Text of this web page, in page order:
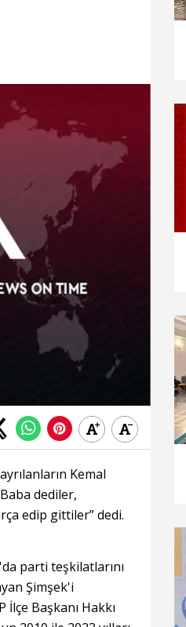
Kemal
dediler,
edip gittiler” dedi.
parti teşkilatlarını
Şimşek'i
Başkanı Hakkı